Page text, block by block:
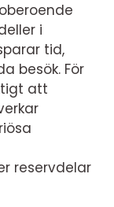
i
tid,
besök. För
att
reservdelar